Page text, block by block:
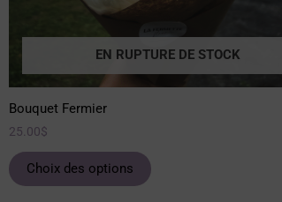
EN RUPTURE DE STOCK
Bouquet Fermier
25.00$
Choix des options
page
produit